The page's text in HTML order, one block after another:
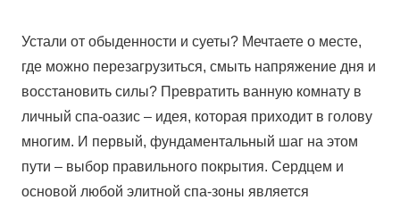
Устали от обыденности и суеты? Мечтаете о месте,
где можно перезагрузиться, смыть напряжение дня и
восстановить силы? Превратить ванную комнату в
личный спа-оазис – идея, которая приходит в голову
многим. И первый, фундаментальный шаг на этом
пути – выбор правильного покрытия. Сердцем и
основой любой элитной спа-зоны является